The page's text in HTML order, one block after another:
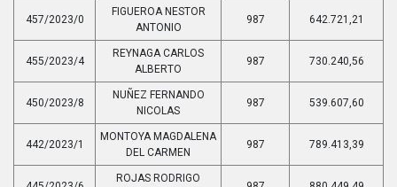
457/2023/0
FIGUEROA NESTOR
ANTONIO
987 642.721,21
455/2023/4
REYNAGA CARLOS
ALBERTO
987 730.240,56
450/2023/8
NUÑEZ FERNANDO
NICOLAS
987 539.607,60
442/2023/1
MONTOYA MAGDALENA
DEL CARMEN
987 789.413,39
ROJAS RODRIGO